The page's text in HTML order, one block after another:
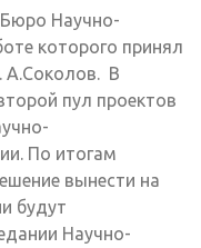
Бюро Научно-
которого принял
А.Соколов. В
пул проектов
По итогам
вынести на
будут
Научно-